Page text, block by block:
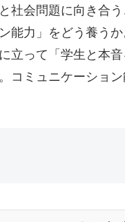
社会問題に向き合
能力」をどう養うか
立って「学生と本音
コミュニケーショ